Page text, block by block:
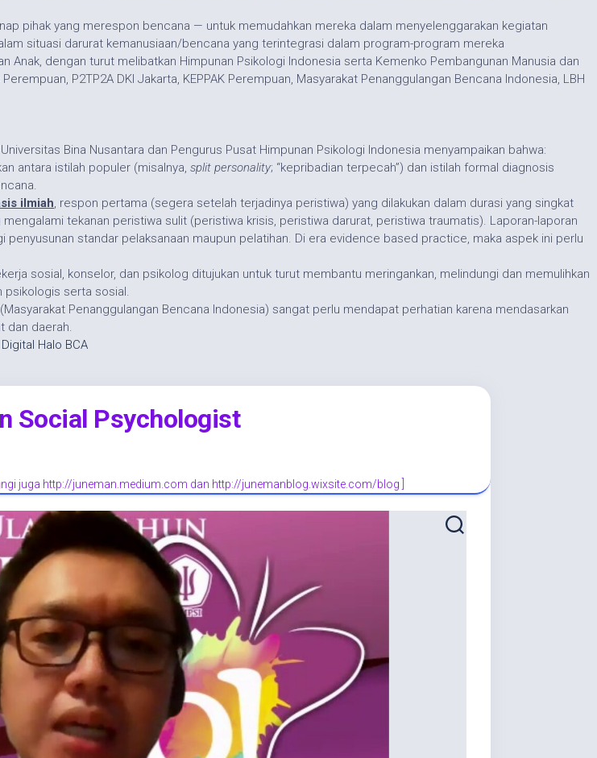
pihak yang merespon bencana — untuk memudahkan mereka dalam menyelenggarakan kegiatan
situasi darurat kemanusiaan/bencana yang terintegrasi dalam program-program mereka
dengan turut melibatkan Himpunan Psikologi Indonesia serta Kemenko Pembangunan Manusia dan
P2TP2A DKI Jakarta, KEPPAK Perempuan, Masyarakat Penanggulangan Bencana Indonesia, LBH
Bina Nusantara dan Pengurus Pusat Himpunan Psikologi Indonesia menyampaikan bahwa:
antara istilah populer (misalnya, split personality; “kepribadian terpecah”) dan istilah formal diagnosis
ilmiah, respon pertama (segera setelah terjadinya peristiwa) yang dilakukan dalam durasi yang singkat
tekanan peristiwa sulit (peristiwa krisis, peristiwa darurat, peristiwa traumatis). Laporan-laporan
standar pelaksanaan maupun pelatihan. Di era evidence based practice, maka aspek ini perlu
sosial, konselor, dan psikolog ditujukan untuk turut membantu meringankan, melindungi dan memulihkan
psikologis serta sosial.
Penanggulangan Bencana Indonesia) sangat perlu mendapat perhatian karena mendasarkan
dan daerah.
Halo BCA
Social Psychologist
juga http://juneman.medium.com dan http://junemanblog.wixsite.com/blog ]